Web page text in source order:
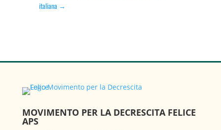
italiana →
MOVIMENTO PER LA DECRESCITA FELICE
APS